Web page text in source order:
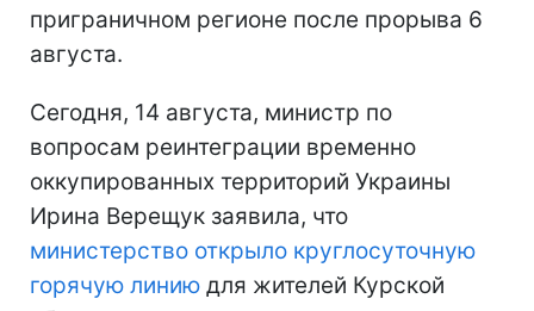
приграничном регионе после прорыва 6
августа.
Сегодня, 14 августа, министр по
вопросам реинтеграции временно
оккупированных территорий Украины
Ирина Верещук заявила, что
министерство открыло круглосуточную
горячую линию для жителей Курской